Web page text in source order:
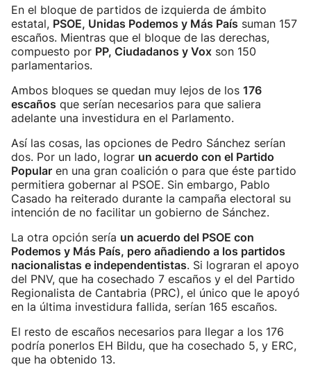
En el bloque de partidos de izquierda de ámbito
estatal, PSOE, Unidas Podemos y Más País suman 157
escaños. Mientras que el bloque de las derechas,
compuesto por PP, Ciudadanos y Vox son 150
parlamentarios.
Ambos bloques se quedan muy lejos de los 176
escaños que serían necesarios para que saliera
adelante una investidura en el Parlamento.
Así las cosas, las opciones de Pedro Sánchez serían
dos. Por un lado, lograr un acuerdo con el Partido
Popular en una gran coalición o para que éste partido
permitiera gobernar al PSOE. Sin embargo, Pablo
Casado ha reiterado durante la campaña electoral su
intención de no facilitar un gobierno de Sánchez.
La otra opción sería un acuerdo del PSOE con
Podemos y Más País, pero añadiendo a los partidos
nacionalistas e independentistas. Si lograran el apoyo
del PNV, que ha cosechado 7 escaños y el del Partido
Regionalista de Cantabria (PRC), el único que le apoyó
en la última investidura fallida, serían 165 escaños.
El resto de escaños necesarios para llegar a los 176
podría ponerlos EH Bildu, que ha cosechado 5, y ERC,
que ha obtenido 13.